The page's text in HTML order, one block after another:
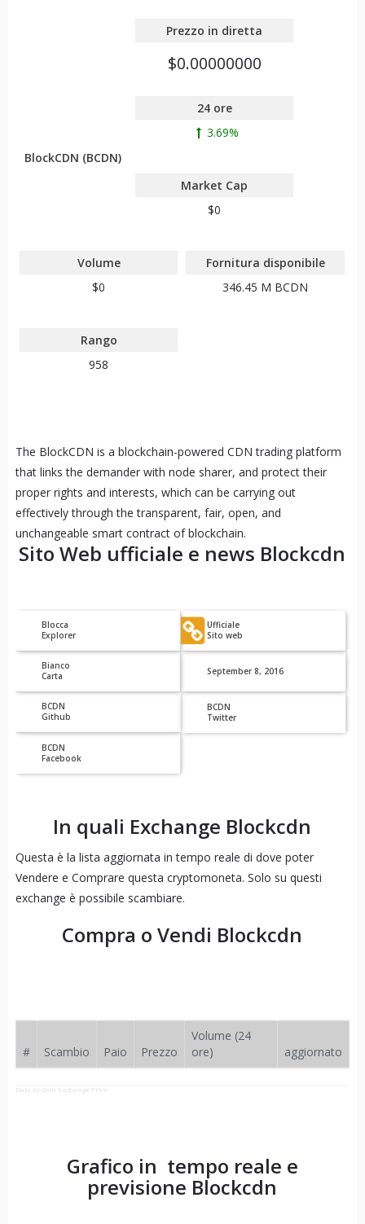
BlockCDN (BCDN)
Prezzo in diretta
$0.00000000
24 ore
3.69%
Market Cap
$0
Volume
$0
Fornitura disponibile
346.45 M BCDN
Rango
958
The BlockCDN is a blockchain-powered CDN trading platform
that links the demander with node sharer, and protect their
proper rights and interests, which can be carrying out
effectively through the transparent, fair, open, and
unchangeable smart contract of blockchain.
Sito Web ufficiale e news Blockcdn
Blocca
Explorer
Ufficiale
Sito web
Bianco
Carta
September 8, 2016
BCDN
Github
BCDN
Twitter
BCDN
Facebook
In quali Exchange Blockcdn
Questa è la lista aggiornata in tempo reale di dove poter
Vendere e Comprare questa cryptomoneta. Solo su questi
exchange è possibile scambiare.
Compra o Vendi Blockcdn
# Scambio Paio Prezzo
Volume (24
ore)
aggiornato
Data by Coin Exchange Price
Grafico in tempo reale e
previsione Blockcdn